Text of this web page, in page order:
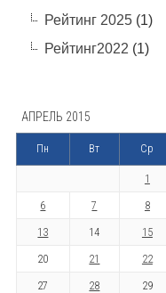
Рейтинг 2025(1)
Рейтинг2022 (1)
АПРЕЛЬ 2015
Пн Вт Ср
1
6
7 8
13
14 15
20
21 22
27
28 29